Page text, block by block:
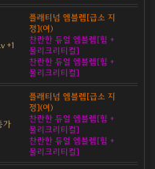
+1
플래티넘 엠블렘[급소 지
정](여)
찬란한 듀얼 엠블렘[힘 +
물리크리티컬]
찬란한 듀얼 엠블렘[힘 +
물리크리티컬]
가
플래티넘 엠블렘[급소 지
정](여)
찬란한 듀얼 엠블렘[힘 +
물리크리티컬]
찬란한 듀얼 엠블렘[힘 +
물리크리티컬]